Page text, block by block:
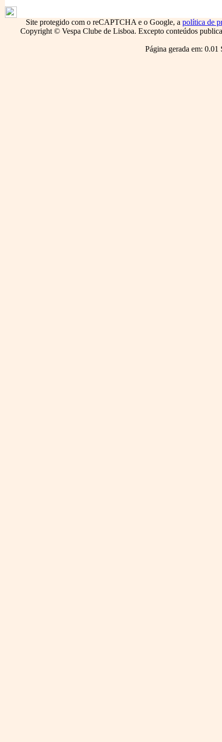
Site protegido com o reCAPTCHA e o Google, a política de
Copyright © Vespa Clube de Lisboa. Excepto conteúdos
Página gerada em: 0.01